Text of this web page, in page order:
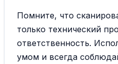
Помните, что
только технический
ответственность.
умом и всегда